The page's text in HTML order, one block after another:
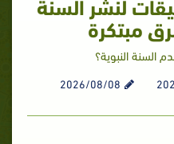
مبتكرة
السنة النبوية؟
2026/08/08